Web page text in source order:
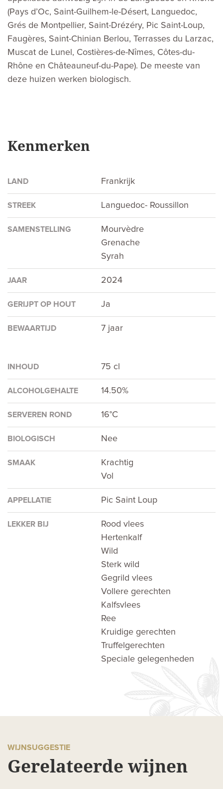
(Pays d’Oc, Saint-Guilhem-le-Désert, Languedoc,
Grés de Montpellier, Saint-Drézéry, Pic Saint-Loup,
Faugères, Saint-Chinian Berlou, Terrasses du Larzac,
Muscat de Lunel, Costières-de-Nîmes, Côtes-du-
Rhône en Châteauneuf-du-Pape). De meeste van
deze huizen werken biologisch.
Kenmerken
LAND Frankrijk
STREEK Languedoc- Roussillon
SAMENSTELLING
Mourvèdre
Grenache
Syrah
JAAR 2024
GERIJPT OP HOUT Ja
BEWAARTIJD 7 jaar
INHOUD 75 cl
ALCOHOLGEHALTE 14.50%
SERVEREN ROND 16°C
BIOLOGISCH Nee
SMAAK
Krachtig
Vol
APPELLATIE Pic Saint Loup
LEKKER BIJ
Rood vlees
Hertenkalf
Wild
Sterk wild
Gegrild vlees
Vollere gerechten
Kalfsvlees
Ree
Kruidige gerechten
Truffelgerechten
Speciale gelegenheden
WIJNSUGGESTIE
Gerelateerde wijnen